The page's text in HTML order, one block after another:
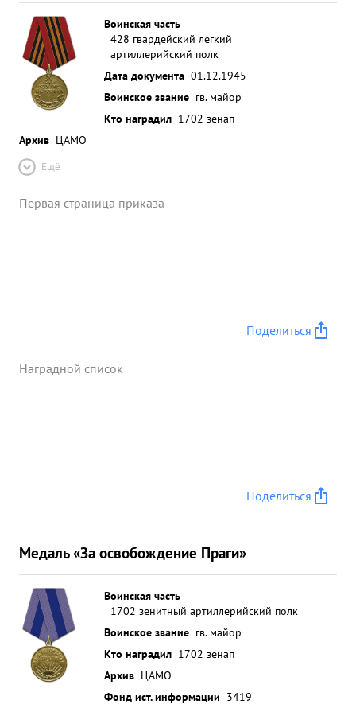
Воинская часть
428 гвардейский легкий
артиллерийский полк
Дата документа 01.12.1945
Воинское звание гв. майор
Кто наградил 1702 зенап
Архив ЦАМО
Ещё
Первая страница приказа
Поделиться
Наградной список
Поделиться
Медаль «За освобождение Праги»
Воинская часть
1702 зенитный артиллерийский полк
Воинское звание гв. майор
Кто наградил 1702 зенап
Архив ЦАМО
Фонд ист. информации 3419